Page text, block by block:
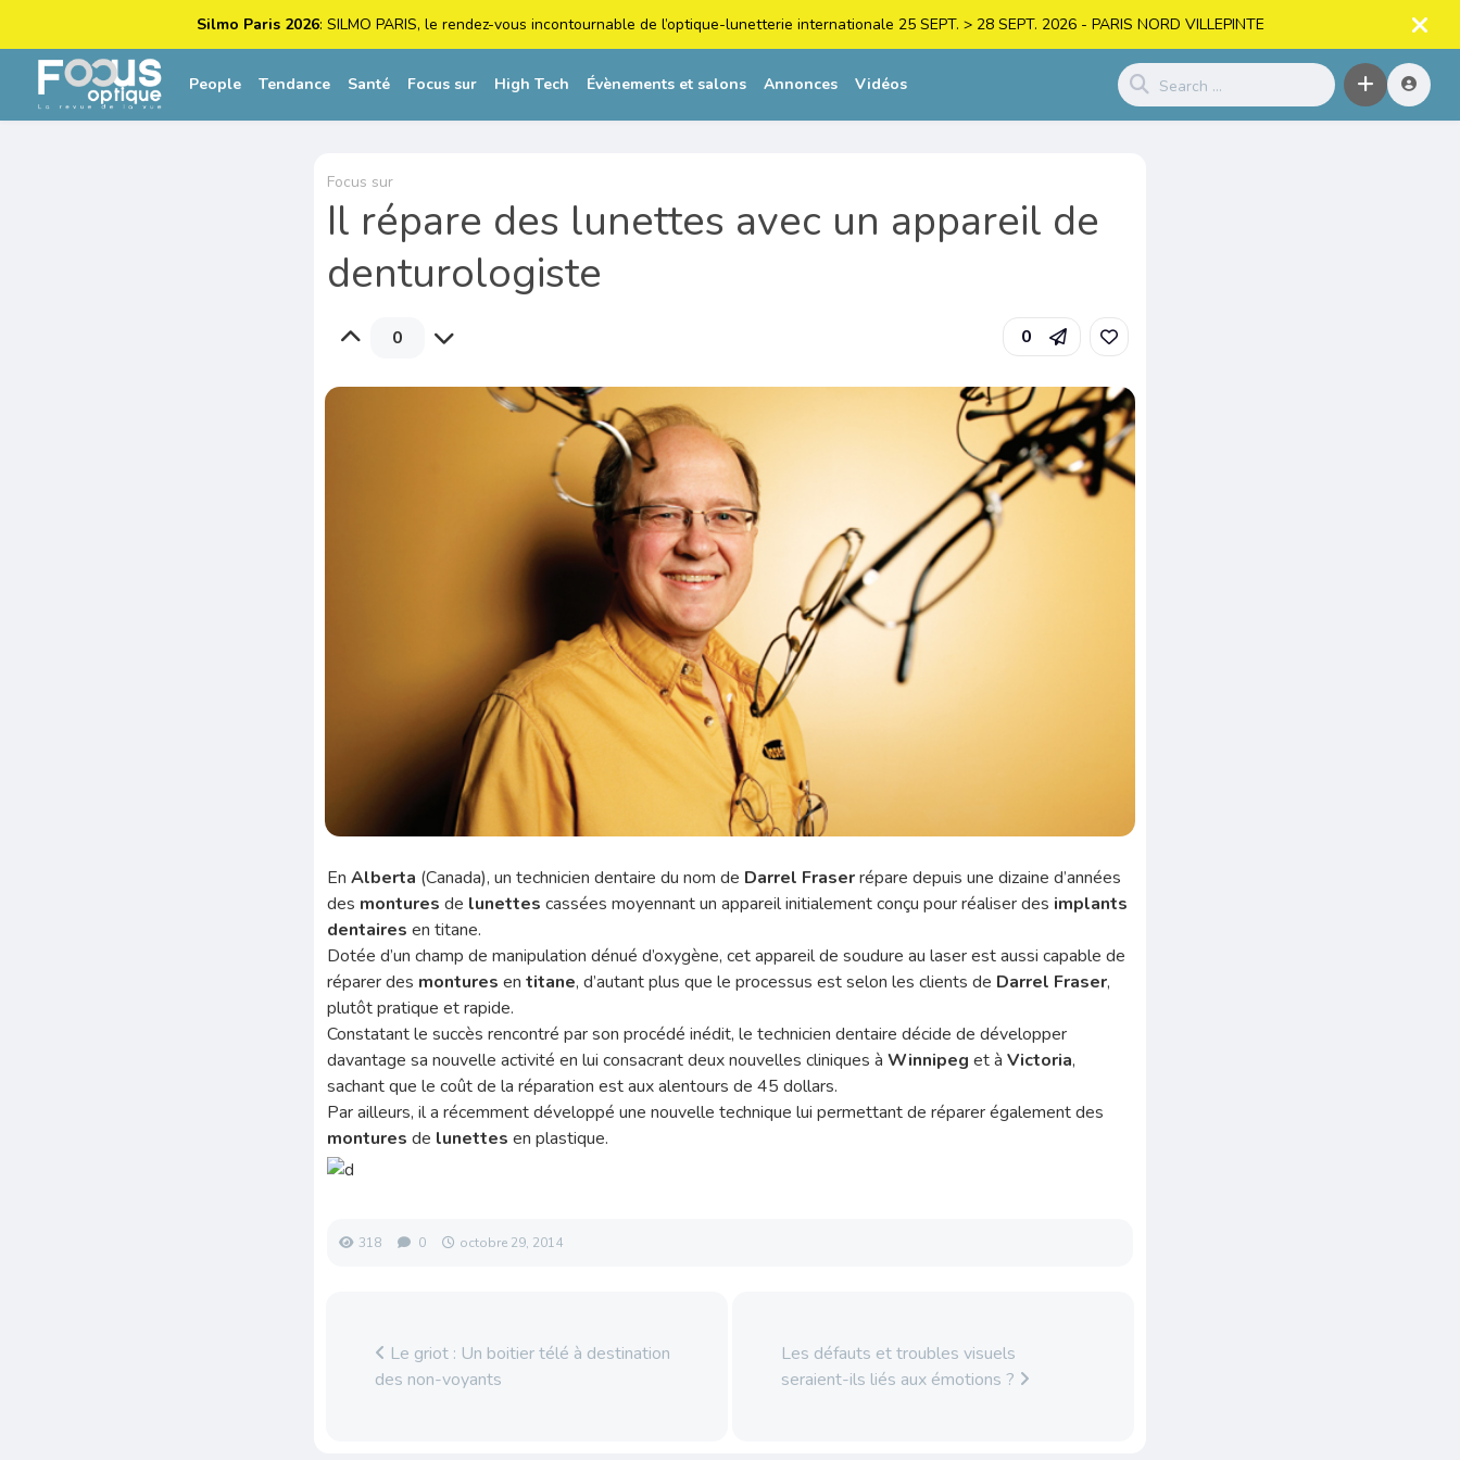
Silmo Paris 2026: SILMO PARIS, le rendez-vous incontournable de l’optique-lunetterie internationale 25 SEPT. > 28 SEPT. 2026 - PARIS NORD VILLEPINTE
People Tendance Santé Focus sur High Tech Évènements et salons Annonces Vidéos
Focus sur
Il répare des lunettes avec un appareil de
denturologiste
0 0
EnAlberta (Canada), un technicien dentaire du nom de Darrel Fraserrépare depuis une dizaine d’années
des monturesde lunettes cassées moyennant un appareil initialement conçu pour réaliser des implants
dentaires en titane.
Dotée d’un champ de manipulation dénué d’oxygène, cet appareil de soudure au laser est aussi capable de
réparer des montures entitane, d’autant plus que le processus est selon les clients de Darrel Fraser,
plutôt pratique et rapide.
Constatant le succès rencontré par son procédé inédit, le technicien dentaire décide de développer
davantage sa nouvelle activité en lui consacrant deux nouvelles cliniques àWinnipeg et àVictoria,
sachant que le coût de la réparation est aux alentours de 45 dollars.
Par ailleurs, il a récemment développé une nouvelle technique lui permettant de réparer également des
monturesde lunettes en plastique.
318 0 octobre 29, 2014
Le griot : Un boitier télé à destination
des non-voyants
Les défauts et troubles visuels
seraient-ils liés aux émotions ?